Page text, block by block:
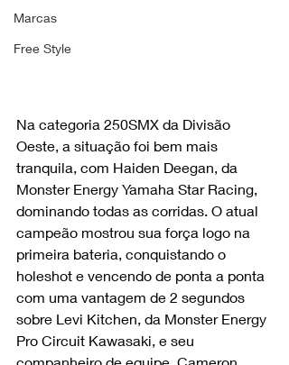
Marcas
Free Style
Na categoria 250SMX da Divisão
Oeste, a situação foi bem mais
tranquila, com Haiden Deegan, da
Monster Energy Yamaha Star Racing,
dominando todas as corridas. O atual
campeão mostrou sua força logo na
primeira bateria, conquistando o
holeshot e vencendo de ponta a ponta
com uma vantagem de 2 segundos
sobre Levi Kitchen, da Monster Energy
Pro Circuit Kawasaki, e seu